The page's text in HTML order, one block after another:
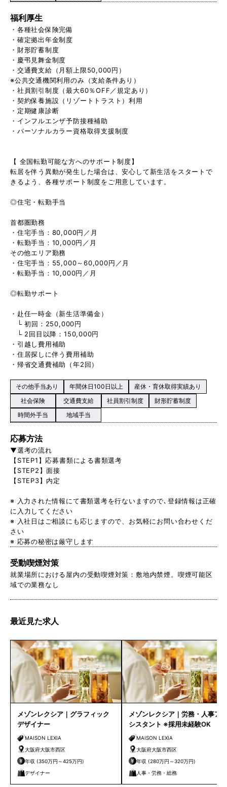
福利厚生
・各種社会保険完備
・確定拠出年金制度
・財形貯蓄制度
・慶弔見舞金制度
・交通費支給（月額上限50,000円）
※公共交通機関利用のみ（支給条件あり）
・社員割引制度（最大60％OFF／規定あり）
・契約保養施設（リゾートトラスト）利用
・定期健康診断
・インフルエンザ予防接種補助
・パーソナルカラー資格取得支援制度
【 全国転勤可能な方へのサポート制度】
転居を伴う異動が発生した場合は、安心して新生活をスタートで
きるよう、各種サポート制度をご用意しています。
◎住宅・転勤手当
首都圏勤務
・住宅手当：80,000円／月
・転勤手当：10,000円／月
その他エリア勤務
・住宅手当：55,000～60,000円／月
・転勤手当：10,000円／月
◎転勤サポート
・赴任一時金（新生活準備金）
└ 初回：250,000円
└ 2回目以降：150,000円
・引越し費用補助
・住居探しに伴う費用補助
・帰省交通費補助（年2回）
その他手当あり 年間休日100日以上
産休・育休取得実績あり
社会保険
交通費支給 社員割引制度
財形貯蓄制度
時間外手当
地域手当
応募方法
▼選考の流れ
【STEP1】応募書類による書類選考
【STEP2】面接
【STEP3】内定
※ 入力された情報にて書類選考を行ないますので､登録情報は正確
に入力してください
※ 入社日はご相談にも応じますので、お気軽にお問い合わせくだ
さい
※ 応募の秘密は厳守します
受動喫煙対策
就業場所における屋内の受動喫煙対策：敷地内禁煙。喫煙可能区
域での業務なし
最近見た求人
メゾンレクシア｜グラフィック
デザイナー
MAISON LEXIA
大阪府大阪市西区
年収 (350万円～425万円)
デザイナー
メゾンレクシア｜労務・人事ア
シスタント ※採用未経験OK
MAISON LEXIA
大阪府大阪市西区
年収 (280万円～320万円)
人事・労務・総務